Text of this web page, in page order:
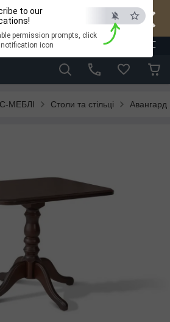
×
ESC
to our
permission prompts, click
icon
- меблі
МЕБЛІ Столи та стільці Авангард